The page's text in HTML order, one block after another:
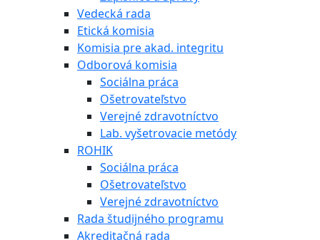
Vedecká rada
Etická komisia
Komisia pre akad. integritu
Odborová komisia
Sociálna práca
Ošetrovateľstvo
Verejné zdravotníctvo
Lab. vyšetrovacie metódy
ROHIK
Sociálna práca
Ošetrovateľstvo
Verejné zdravotníctvo
Rada študijného programu
Akreditačná rada